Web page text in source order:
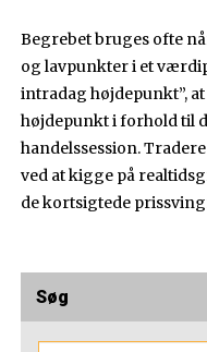
Begrebet bruges ofte
og lavpunkter i et
intradag højdepunkt”,
højdepunkt i forhold til
handelssession.
ved at kigge på
de kortsigtede
Søg